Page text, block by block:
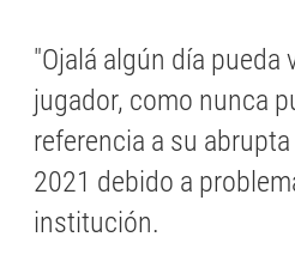
"Ojalá algún día pueda
jugador, como nunca
referencia a su
2021 debido a
institución.